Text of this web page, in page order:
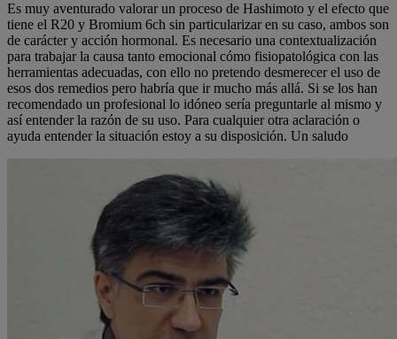
Es muy aventurado valorar un proceso de Hashimoto y el efecto que
tiene el R20 y Bromium 6ch sin particularizar en su caso, ambos son
de carácter y acción hormonal. Es necesario una contextualización
para trabajar la causa tanto emocional cómo fisiopatológica con las
herramientas adecuadas, con ello no pretendo desmerecer el uso de
esos dos remedios pero habría que ir mucho más allá. Si se los han
recomendado un profesional lo idóneo sería preguntarle al mismo y
así entender la razón de su uso. Para cualquier otra aclaración o
ayuda entender la situación estoy a su disposición. Un saludo